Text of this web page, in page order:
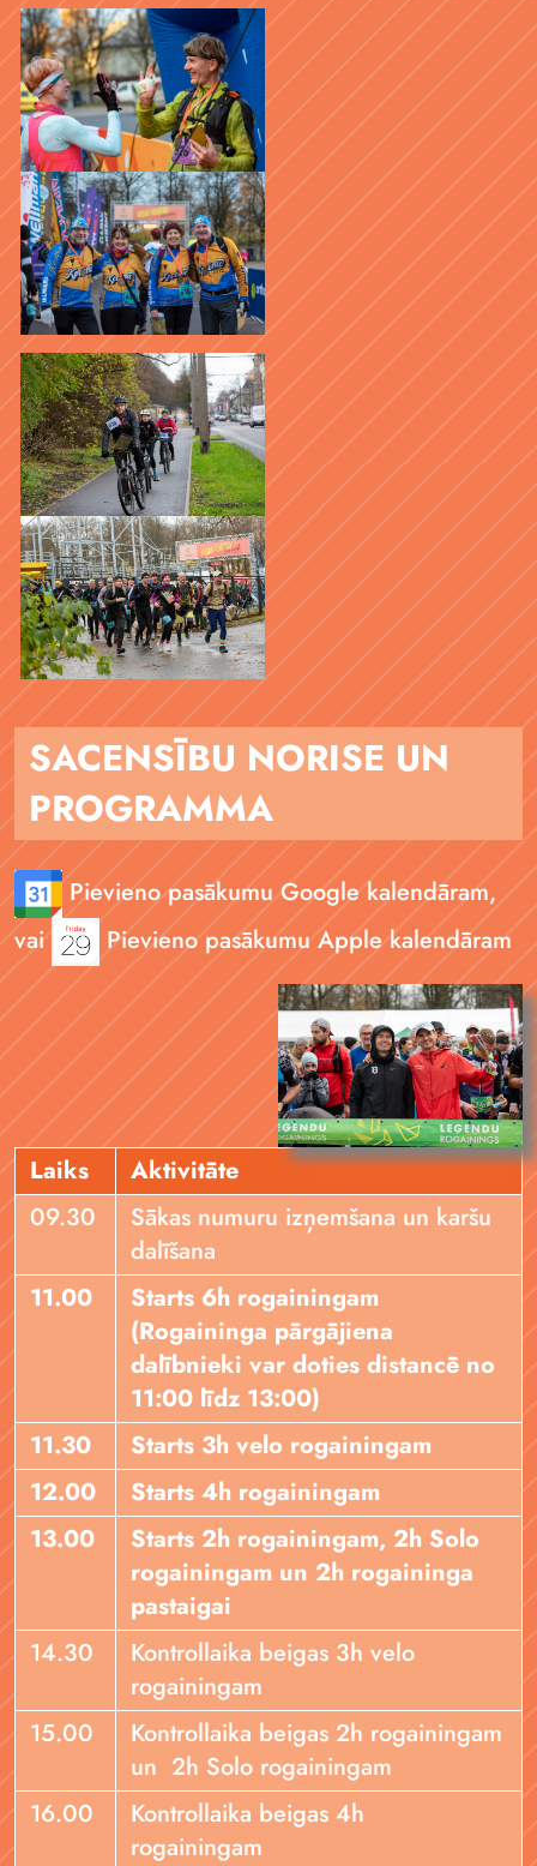
SACENSĪBU NORISE UN
PROGRAMMA
Pievieno pasākumu Google kalendāram,
vai
Pievieno pasākumu Apple kalendāram
Laiks
Aktivitāte
09.30
Sākas numuru izņemšana un karšu
dalīšana
11.00
Starts 6h rogainingam
(Rogaininga pārgājiena
dalībnieki var doties distancē no
11:00 līdz 13:00)
11.30
Starts 3h velo rogainingam
12.00
Starts 4h rogainingam
13.00
Starts 2h rogainingam, 2h Solo
rogainingam un 2h rogaininga
pastaigai
14.30
Kontrollaika beigas 3h velo
rogainingam
15.00
Kontrollaika beigas 2h rogainingam
un 2h Solo rogainingam
16.00
Kontrollaika beigas 4h
rogainingam